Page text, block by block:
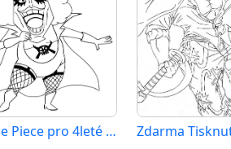
One Piece pro 4leté Děti